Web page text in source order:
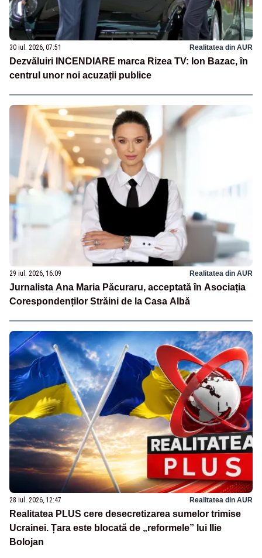
30 iul. 2026, 07:51 Realitatea din AUR
Dezvăluiri INCENDIARE marca Rizea TV: Ion Bazac, în
centrul unor noi acuzații publice
29 iul. 2026, 16:09 Realitatea din AUR
Jurnalista Ana Maria Păcuraru, acceptată în Asociația
Corespondenților Străini de la Casa Albă
28 iul. 2026, 12:47 Realitatea din AUR
Realitatea PLUS cere desecretizarea sumelor trimise
Ucrainei. Țara este blocată de „reformele” lui Ilie
Bolojan